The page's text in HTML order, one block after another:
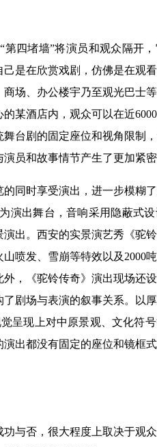
四堵墙”将演员和观众隔开
是在欣赏戏剧，仿佛是在观
场、办公楼宇乃至观光巴士
某酒店内，观众可以在近
台剧的固定座位和视角限制
员和故事情节产生了更加紧密
同时享受演出，进一步模糊
演出舞台，音响采用隐蔽式
出。西安的实景演艺秀《驼
喷发、雪崩等特效以及2000
，《驼铃传奇》演出现场还
剧场与表演的叙事关系。以
呈现上对中原景观、文化符号
出都没有固定的座位和镜框
与否，很大程度上取决于观